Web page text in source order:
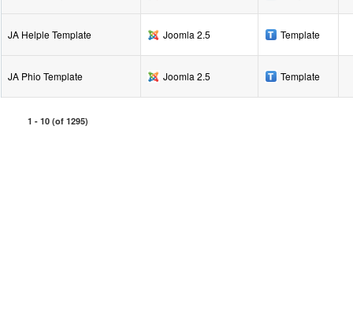
JA Helple Template Joomla 2.5 Template
JA Phio Template Joomla 2.5 Template
1 - 10 (of 1295)